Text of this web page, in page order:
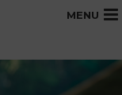
MENU